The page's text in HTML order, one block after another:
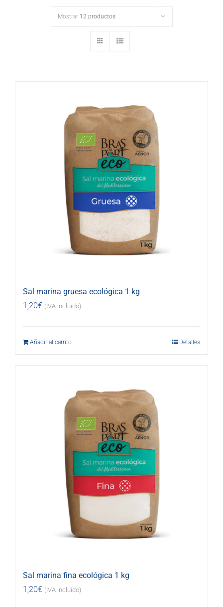
Mostrar 12 productos
Sal marina gruesa ecológica 1 kg
1,20€ (IVA incluido)
Añadir al carrito Detalles
Sal marina fina ecológica 1 kg
1,20€ (IVA incluido)